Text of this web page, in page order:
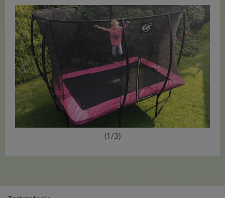
(1/3)